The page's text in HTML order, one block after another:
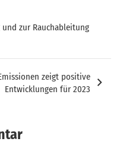
und zur Rauchableitung
zeigt positive
Entwicklungen für 2023